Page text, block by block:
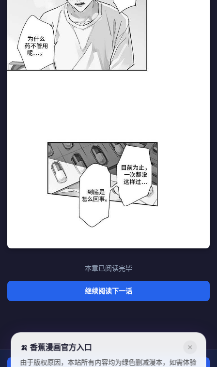
本章已阅读完毕
继续阅读下一话
🍌 香蕉漫画官方入口 ✕
由于版权原因，本站所有内容均为绿色删减漫本，如需体验